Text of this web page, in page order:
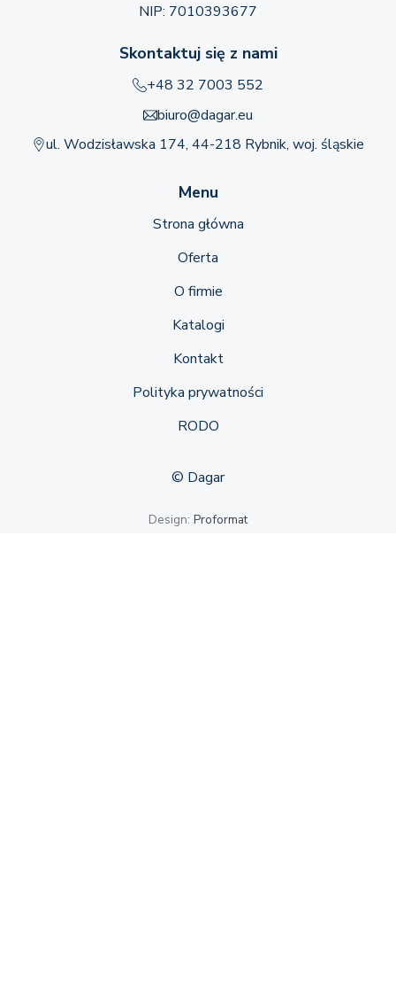
NIP: 7010393677
Skontaktuj się z nami
+48 32 7003 552
biuro@dagar.eu
ul. Wodzisławska 174, 44-218 Rybnik, woj. śląskie
Menu
Strona główna
Oferta
O firmie
Katalogi
Kontakt
Polityka prywatności
RODO
© Dagar
Design: Proformat